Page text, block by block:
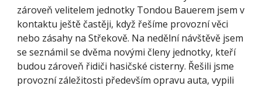
zároveň velitelem jednotky Tondou Bauerem jsem v
kontaktu ještě častěji, když řešíme provozní věci
nebo zásahy na Střekově. Na nedělní návštěvě jsem
se seznámil se dvěma novými členy jednotky, kteří
budou zároveň řidiči hasičské cisterny. Řešili jsme
provozní záležitosti především opravu auta, vypili